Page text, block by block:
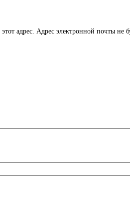
адрес. Адрес электронной почты не